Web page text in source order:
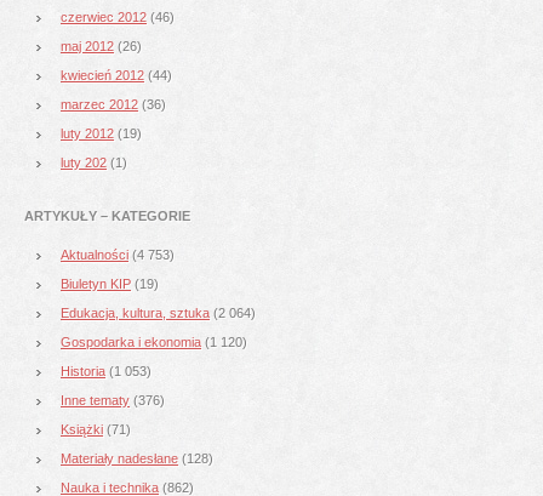
czerwiec 2012 (46)
maj 2012 (26)
kwiecień 2012 (44)
marzec 2012 (36)
luty 2012 (19)
luty 202 (1)
ARTYKUŁY – KATEGORIE
Aktualności (4 753)
Biuletyn KIP (19)
Edukacja, kultura, sztuka (2 064)
Gospodarka i ekonomia (1 120)
Historia (1 053)
Inne tematy (376)
Książki (71)
Materiały nadesłane (128)
Nauka i technika (862)